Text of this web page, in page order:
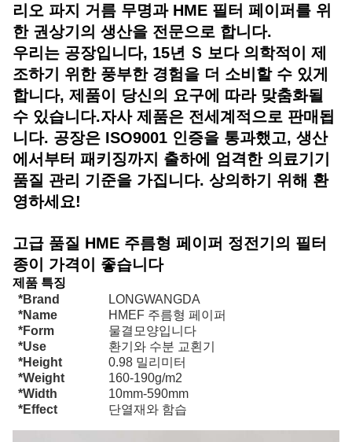
리오 파지 거름 무명과 HME 필터 페이퍼를 위
한 권상기의 생산을 전문으로 합니다.
우리는 공장입니다, 15년 Ｓ 보다 의학적이 제
조하기 위한 풍부한 경험을 더 소비할 수 있게
합니다, 제품이 당신의 요구에 따라 맞춤화될
수 있습니다.자사 제품은 전세계적으로 판매됩
니다. 공장은 ISO9001 인증을 통과했고, 생산
에서부터 패키징까지 출하에 엄격한 의료기기
품질 관리 기준을 가집니다. 상의하기 위해 환
영하세요!
고급 품질 HME 주름형 페이퍼 정전기의 필터
종이 가격이 좋습니다
제품 특징
*Brand
LONGWANGDA
*Name
HMEF 주름형 페이퍼
*Form
물결모양입니다
*Use
환기와 수분 교횐기
*Height
0.98 밀리미터
*Weight
160-190g/m2
*Width
10mm-590mm
*Effect
단열재와 함습